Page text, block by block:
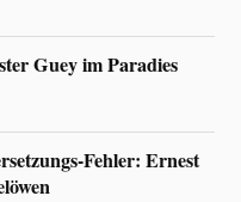
Guey im Paradies
Fehler: Ernest